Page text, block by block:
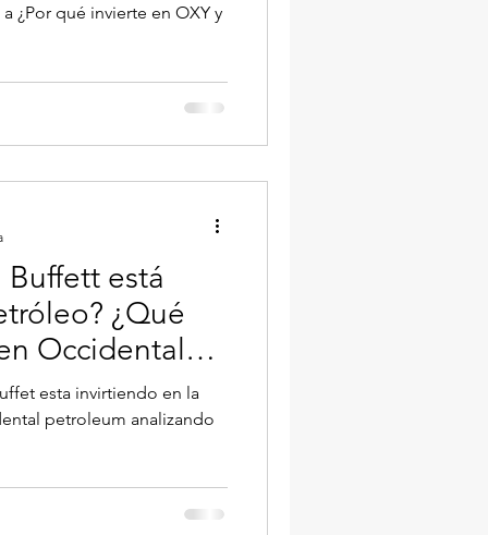
¿Por qué invierte en OXY y
Buffett está
¿Qué
Occidental
esta invirtiendo en la
petroleum analizando